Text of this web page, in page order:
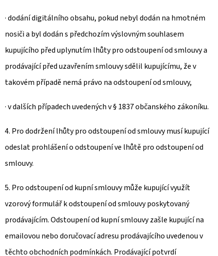
· dodání digitálního obsahu, pokud nebyl dodán na hmotném
nosiči a byl dodán s předchozím výslovným souhlasem
kupujícího před uplynutím lhůty pro odstoupení od smlouvy a
prodávající před uzavřením smlouvy sdělil kupujícímu, že v
takovém případě nemá právo na odstoupení od smlouvy,
· v dalších případech uvedených v § 1837 občanského zákoníku.
4. Pro dodržení lhůty pro odstoupení od smlouvy musí kupující
odeslat prohlášení o odstoupení ve lhůtě pro odstoupení od
smlouvy.
5. Pro odstoupení od kupní smlouvy může kupující využít
vzorový formulář k odstoupení od smlouvy poskytovaný
prodávajícím. Odstoupení od kupní smlouvy zašle kupující na
emailovou nebo doručovací adresu prodávajícího uvedenou v
těchto obchodních podmínkách. Prodávající potvrdí